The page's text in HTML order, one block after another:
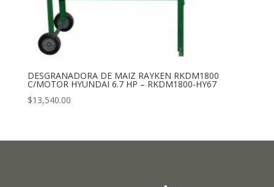
DESGRANADORA DE MAIZ RAYKEN RKDM1800
C/MOTOR HYUNDAI 6.7 HP – RKDM1800-HY67
$13,540.00